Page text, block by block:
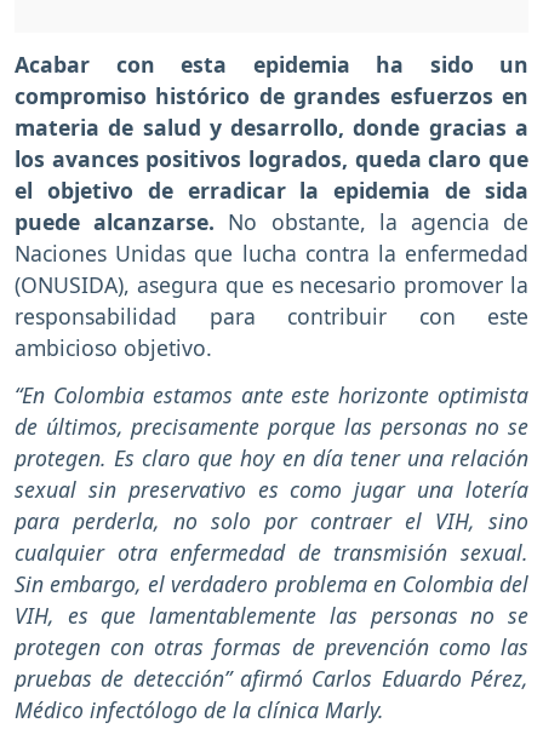
Acabar con esta epidemia ha sido un
compromiso histórico de grandes esfuerzos en
materia de salud y desarrollo, donde gracias a
los avances positivos logrados, queda claro que
el objetivo de erradicar la epidemia de sida
puede alcanzarse. No obstante, la agencia de
Naciones Unidas que lucha contra la enfermedad
(ONUSIDA), asegura que es necesario promover la
responsabilidad para contribuir con este
ambicioso objetivo.
“En Colombia estamos ante este horizonte optimista
de últimos, precisamente porque las personas no se
protegen. Es claro que hoy en día tener una relación
sexual sin preservativo es como jugar una lotería
para perderla, no solo por contraer el VIH, sino
cualquier otra enfermedad de transmisión sexual.
Sin embargo, el verdadero problema en Colombia del
VIH, es que lamentablemente las personas no se
protegen con otras formas de prevención como las
pruebas de detección” afirmó Carlos Eduardo Pérez,
Médico infectólogo de la clínica Marly.